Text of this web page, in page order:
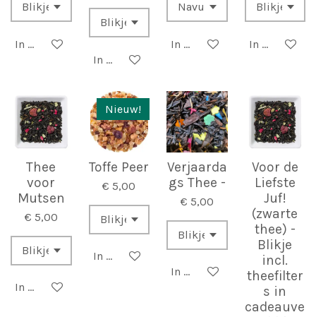
In winkelwagen
In winkelwagen
In winkelwagenIn
Thee
voor
Mutsen
€ 5,00
In winkelwagen
Nieuw!
Toffe Peer
€ 5,00
In winkelwagen
Verjaarda
gs Thee -
€ 5,00
In winkelwagen
Voor de
Liefste
Juf!
(zwarte
thee) -
Blikje
incl.
theefilter
s in
cadeauve